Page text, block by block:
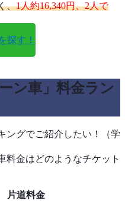
、1人約16,340円、2人で
探す！
ン車」料金ラン
ングでご紹介したい！（学
料金はどのようなチケット
片道料金